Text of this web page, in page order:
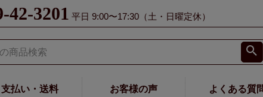
42-3201 平日 9:00〜17:30（土・日曜定休）
支払い・送料 お客様の声 よくある質